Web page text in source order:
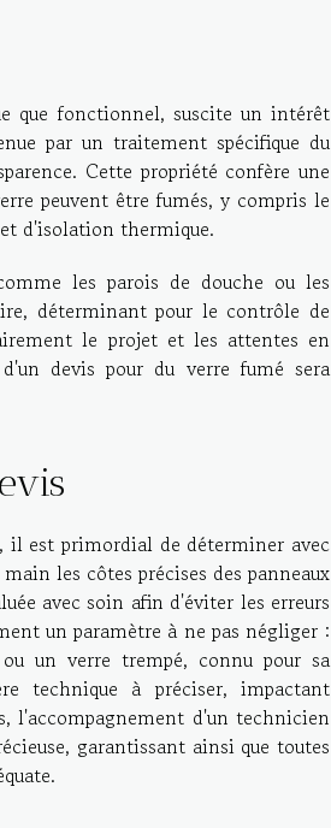
que fonctionnel, suscite un intérêt
par un traitement spécifique du
Cette propriété confère une
peuvent être fumés, y compris le
d'isolation thermique.
les parois de douche ou les
déterminant pour le contrôle de
le projet et les attentes en
devis pour du verre fumé sera
il est primordial de déterminer avec
les côtes précises des panneaux
avec soin afin d'éviter les erreurs
un paramètre à ne pas négliger :
un verre trempé, connu pour sa
technique à préciser, impactant
l'accompagnement d'un technicien
garantissant ainsi que toutes